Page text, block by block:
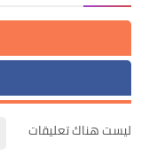
ليست هناك تعليقات